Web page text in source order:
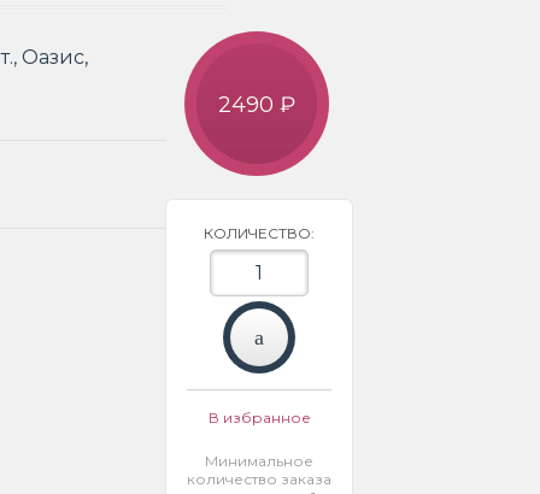
Оазис,
2490 ₽
КОЛИЧЕСТВО:
В избранное
Минимальное
количество заказа